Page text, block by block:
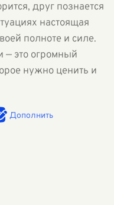
друг познается
настоящая
полноте и силе.
это огромный
нужно ценить и
Дополнить